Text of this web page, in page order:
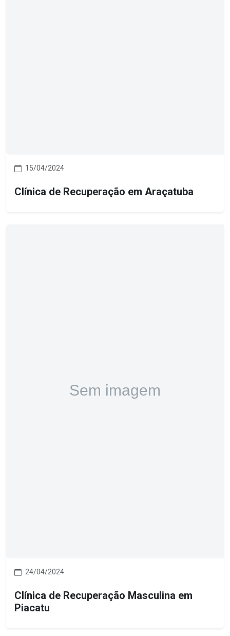
15/04/2024
Clínica de Recuperação em Araçatuba
24/04/2024
Clínica de Recuperação Masculina em
Piacatu